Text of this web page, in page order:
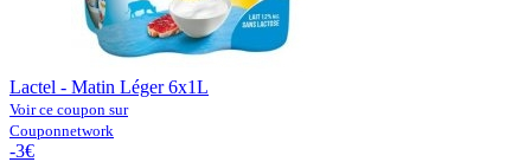
Lactel - Matin Léger 6x1L
Voir ce coupon sur
Couponnetwork
-3€